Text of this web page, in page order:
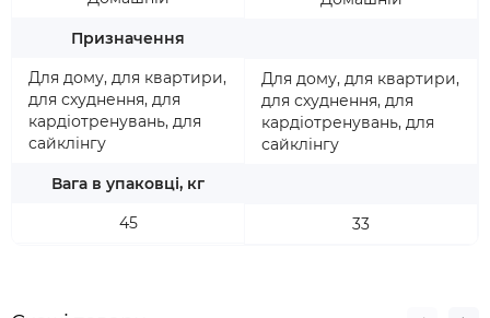
Призначення
Для дому, для квартири,
для схуднення, для
кардіотренувань, для
сайклінгу
Вага в упаковці, кг
45
Для дому, для квартири,
для схуднення, для
кардіотренувань, для
сайклінгу
33